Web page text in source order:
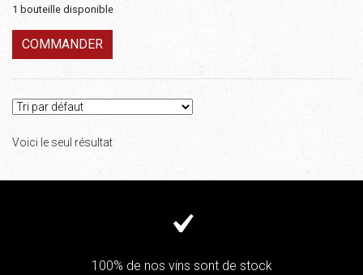
1 bouteille disponible
COMMANDER
Voici le seul résultat
100% de nos vins sont de stock